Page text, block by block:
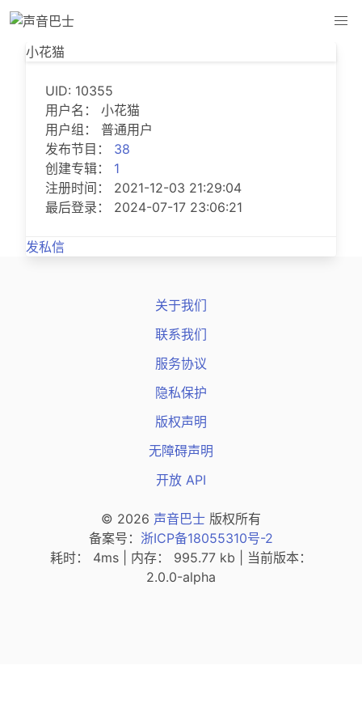
小花猫
小花猫
UID: 10355
用户名： 小花猫
用户组： 普通用户
发布节目： 38
创建专辑： 1
注册时间： 2021-12-03 21:29:04
最后登录： 2024-07-17 23:06:21
发私信
关于我们
联系我们
服务协议
隐私保护
版权声明
无障碍声明
开放 API
© 2026 声音巴士 版权所有
备案号： 浙ICP备18055310号-2
耗时： 4ms | 内存： 995.77 kb | 当前版本：
2.0.0-alpha